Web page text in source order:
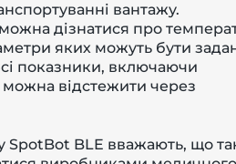
вантажу.
дізнатися про
яких можуть бути
показники, включаючи
відстежити через
SpotBot BLE вважають, що